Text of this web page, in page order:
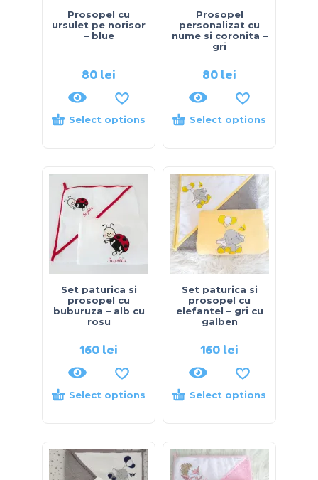
Prosopel cu
ursulet pe norisor
– blue
80 lei
Select options
Prosopel
personalizat cu
nume si coronita –
gri
80 lei
Select options
Set paturica si
prosopel cu
buburuza – alb cu
rosu
160 lei
Select options
Set paturica si
prosopel cu
elefantel – gri cu
galben
160 lei
Select options